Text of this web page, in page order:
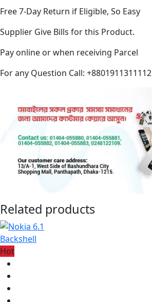
Free 7-Day Return if Eligible, So Easy
Supplier Give Bills for this Product.
Pay online or when receiving Parcel
For any Question Call: +8801911311112
Related products
Hot